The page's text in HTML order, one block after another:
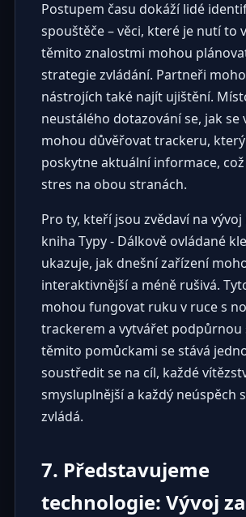
Postupem času dokáží lidé
spouštěče – věci, které je nutí to
těmito znalostmi mohou
strategie zvládání. Partneři
nástrojích také najít ujištění.
neustálého dotazování se, jak se
mohou důvěřovat trackeru,
poskytne aktuální informace,
stres na obou stranách.
Pro ty, kteří jsou zvědaví na
kniha Typy - Dálkově ovládané
ukazuje, jak dnešní zařízení
interaktivnější a méně rušivá.
mohou fungovat ruku v ruce s
trackerem a vytvářet podpůrnou
těmito pomůckami se stává
soustředit se na cíl, každé
smysluplnější a každý neúspěch
zvládá.
7. Představujeme
technologie: Vývoj